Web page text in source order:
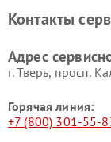
Контакты
Адрес
г. Тверь, просп.
Горячая линия:
+7 (800) 301-55-